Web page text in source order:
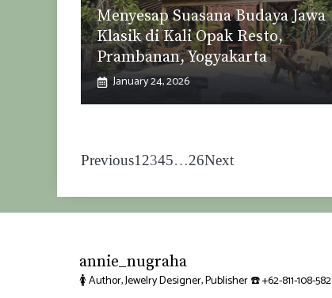
Menyesap Suasana Budaya Jawa
Klasik di Kali Opak Resto,
Prambanan, Yogyakarta
January 24, 2026
Previous1 2345…26Next
annie_nugraha
🚺 Author, Jewelry Designer, Publisher☎️ +62-811-108-582